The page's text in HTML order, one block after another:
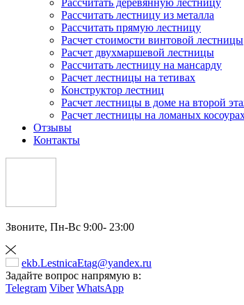
Рассчитать деревянную лестницу
Рассчитать лестницу из металла
Рассчитать прямую лестницу
Расчет стоимости винтовой лестницы
Расчет двухмаршевой лестницы
Рассчитать лестницу на мансарду
Расчет лестницы на тетивах
Конструктор лестниц
Расчет лестницы в доме на второй
Расчет лестницы на ломаных
Отзывы
Контакты
Звоните, Пн-Вс 9:00- 23:00
ekb.LestnicaEtag@yandex.ru
Задайте вопрос напрямую в:
Telegram Viber WhatsApp